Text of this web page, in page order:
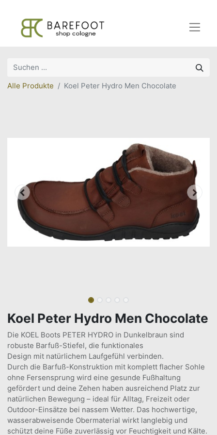
Alle Produkte Koel Peter Hydro Men Chocolate
Koel Peter Hydro Men Chocolate
Die KOEL Boots PETER HYDRO in Dunkelbraun sind
robuste Barfuß-Stiefel, die funktionales
Design mit natürlichem Laufgefühl verbinden.
Durch die Barfuß-Konstruktion mit komplett flacher Sohle
ohne Fersensprung wird eine gesunde Fußhaltung
gefördert und deine Zehen haben ausreichend Platz zur
natürlichen Bewegung – ideal für Alltag, Freizeit oder
Outdoor-Einsätze bei nassem Wetter. Das hochwertige,
wasserabweisende Obermaterial wirkt langlebig und
schützt deine Füße zuverlässig vor Feuchtigkeit und Kälte.